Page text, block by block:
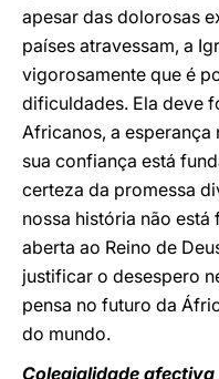
apesar das dolorosas
países atravessam, a
vigorosamente que é
dificuldades. Ela deve
Africanos, a
sua confiança está
certeza da promessa
nossa história não está
aberta ao Reino de
justificar o desespero
pensa no futuro da
do mundo.
Colegialidade